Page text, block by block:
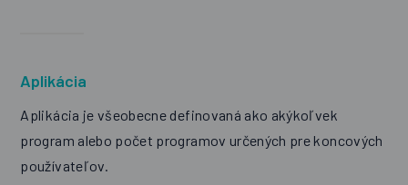
Aplikácia
Aplikácia je všeobecne definovaná ako akýkoľvek
program alebo počet programov určených pre koncových
používateľov.